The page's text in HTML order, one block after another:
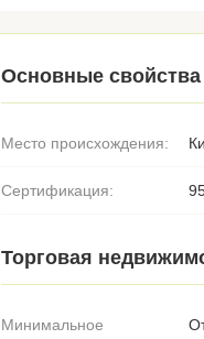
Основные свойства
Место происхождения:
Сертификация:
Торговая
Минимальное